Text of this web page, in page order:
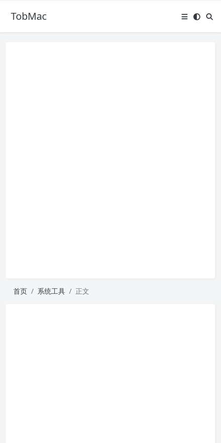
TobMac
首页 系统工具 正文